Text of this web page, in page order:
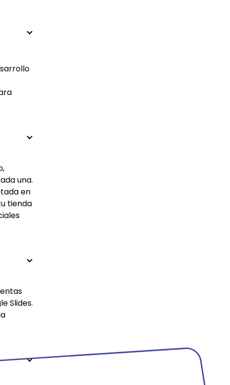
una.
en
tienda
Slides.